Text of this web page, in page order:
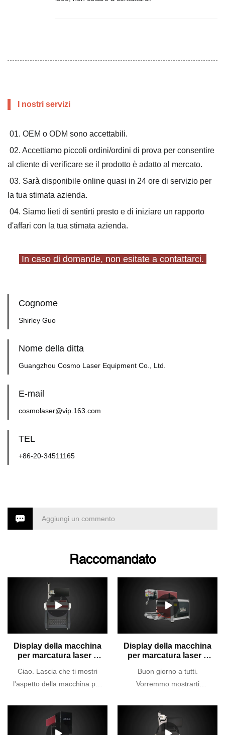
I nostri servizi
01. OEM o ODM sono accettabili.
02. Accettiamo piccoli ordini/ordini di prova per consentire
al cliente di verificare se il prodotto è adatto al mercato.
03. Sarà disponibile online quasi in 24 ore di servizio per
la tua stimata azienda.
04. Siamo lieti di sentirti presto e di iniziare un rapporto
d'affari con la tua stimata azienda.
In caso di domande, non esitate a contattarci.
Cognome
Shirley Guo
Nome della ditta
Guangzhou Cosmo Laser Equipment Co., Ltd.
E-mail
cosmolaser@vip.163.com
TEL
+86-20-34511165
Aggiungi un commento
Raccomandato
Display della macchina
per marcatura laser a
Ciao. Lascia che ti mostri
l'aspetto della macchina per
(modello: CTM-
Display della macchina
per marcatura laser a
20m) | Cosmo Laser
Buon giorno a tutti.
Vorremmo mostrarti
(modello: CTM-20m).I